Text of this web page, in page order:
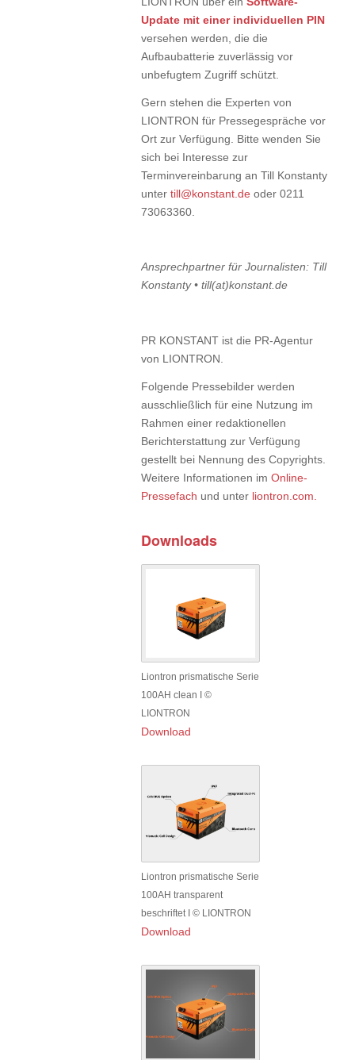
Update mit einer individuellen PIN
versehen werden, die die
Aufbaubatterie zuverlässig vor
unbefugtem Zugriff schützt.
Gern stehen die Experten von
LIONTRON für Pressegespräche vor
Ort zur Verfügung. Bitte wenden Sie
sich bei Interesse zur
Terminvereinbarung an Till Konstanty
unter till@konstant.deoder 0211
73063360.
Ansprechpartner für Journalisten: Till
Konstanty • till(at)konstant.de
PR KONSTANT ist die PR-Agentur
von LIONTRON.
Folgende Pressebilder werden
ausschließlich für eine Nutzung im
Rahmen einer redaktionellen
Berichterstattung zur Verfügung
gestellt bei Nennung des Copyrights.
Weitere Informationen im Online-
Pressefach und unter liontron.com.
Downloads
Liontron prismatische Serie
100AH clean I ©
LIONTRON
Download
Liontron prismatische Serie
100AH transparent
beschriftet I © LIONTRON
Download